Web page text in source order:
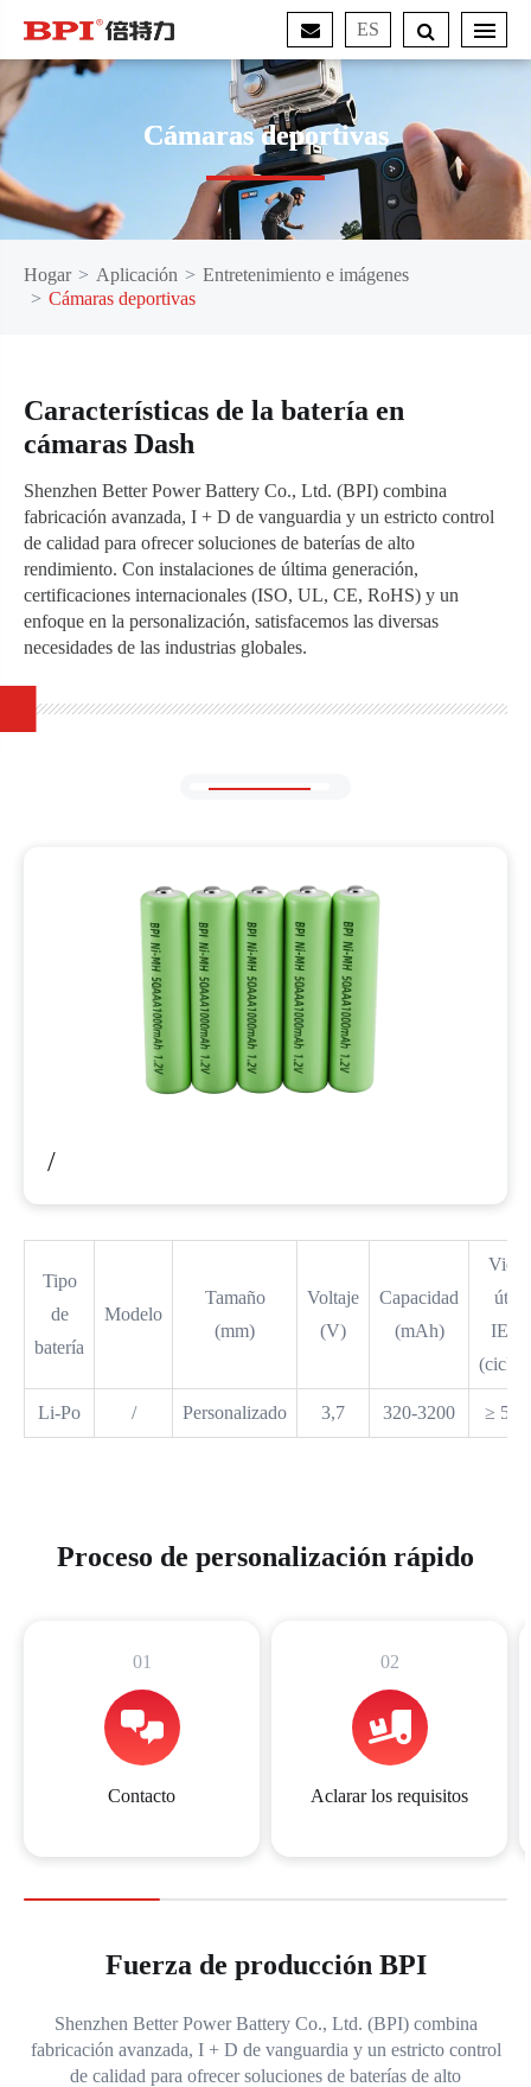
ES
Cámaras deportivas
Hogar Aplicación
Entretenimiento e imágenes
Cámaras deportivas
Características de la batería en
cámaras Dash
Shenzhen Better Power Battery Co., Ltd. (BPI) combina
fabricación avanzada, I + D de vanguardia y un estricto control
de calidad para ofrecer soluciones de baterías de alto
rendimiento. Con instalaciones de última generación,
certificaciones internacionales (ISO, UL, CE, RoHS) y un
enfoque en la personalización, satisfacemos las diversas
necesidades de las industrias globales.
/
Tipo
de
batería
Modelo
Tamaño
(mm)
Voltaje
(V)
Capacidad
(mAh)
Vida
útil
IEC
Li-Po / Personalizado 3,7 320-3200 ≥ 500
Proceso de personalización rápido
01
Contacto
02
Aclarar los requisitos
Fuerza de producción BPI
Shenzhen Better Power Battery Co., Ltd. (BPI) combina
fabricación avanzada, I + D de vanguardia y un estricto control
de calidad para ofrecer soluciones de baterías de alto